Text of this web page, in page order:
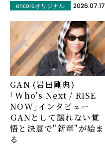
encoreオリジナル 2026.07.17
GAN (岩田剛典)
「Who's Next / RISE
NOW」インタビュー
――GANとして譲れない覚
悟と決意で"新章"が始ま
る